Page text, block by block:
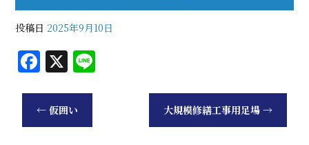
投稿日 2025年9月10日
F
a
c
e
X
← 仮囲い 大規模修繕工事用足場 →